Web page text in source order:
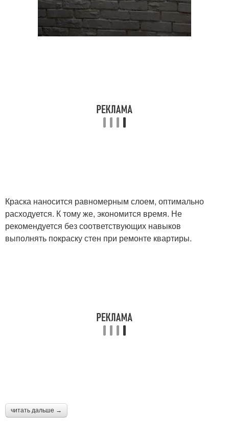
Краска наносится равномерным слоем, оптимально
расходуется. К тому же, экономится время. Не
рекомендуется без соответствующих навыков
выполнять покраску стен при ремонте квартиры.
читать дальше →